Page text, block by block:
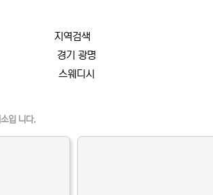
지역검색
경기 광명
스웨디시
입 니다.